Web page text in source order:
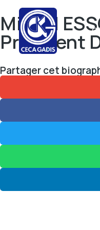
Michel
Président
Partager cet